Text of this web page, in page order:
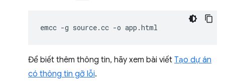
emcc -g source.cc -o
Để biết thêm thông tin, hãy xem bài viết Tạo dự án
có thông tin gỡ lỗi.